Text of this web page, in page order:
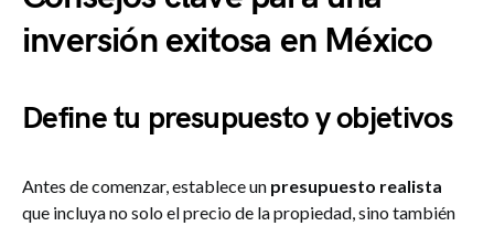
inversión exitosa en México
Define tu presupuesto y objetivos
Antes de comenzar, establece un presupuesto realista
que incluya no solo el precio de la propiedad, sino también